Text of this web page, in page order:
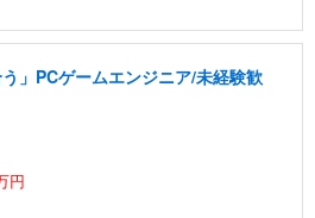
」PCゲームエンジニア/未経験歓
円